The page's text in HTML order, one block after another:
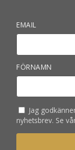
EMAIL
FÖRNAMN
Jag
nyhetsbrev. Se